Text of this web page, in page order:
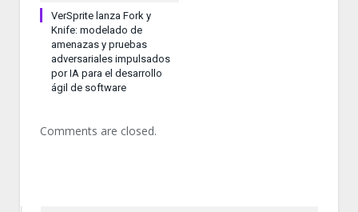
VerSprite lanza Fork y
Knife: modelado de
amenazas y pruebas
adversariales impulsados
por IA para el desarrollo
ágil de software
Comments are closed.